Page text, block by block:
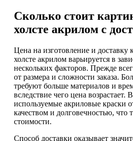
Сколько стоит
холсте акрилом с
Цена на изготовление и доставку
холсте акрилом варьируется в
нескольких факторов. Прежде
от размера и сложности заказа.
требуют больше материалов и
вследствие чего цена возрастает.
используемые акриловые краски
качеством и долговечностью, что
стоимости.
Способ доставки оказывает